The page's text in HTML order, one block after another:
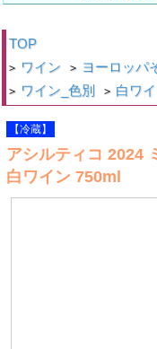
TOP
> ワイン > ヨーロッパ
> ワイン_色別 > 白ワ
【冷蔵】
アシルティコ 2024
白ワイン 750ml